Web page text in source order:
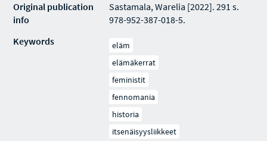
Original publication
info
Sastamala, Warelia [2022]. 291 s.
978-952-387-018-5.
Keywords
eläm
elämäkerrat
feministit
fennomania
historia
itsenäisyysliikkeet